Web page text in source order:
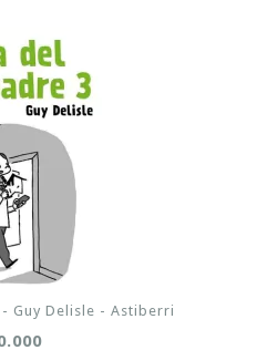
Guy Delisle - Astiberri